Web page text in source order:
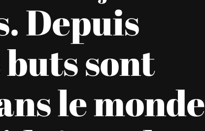
Depuis
sont
le monde